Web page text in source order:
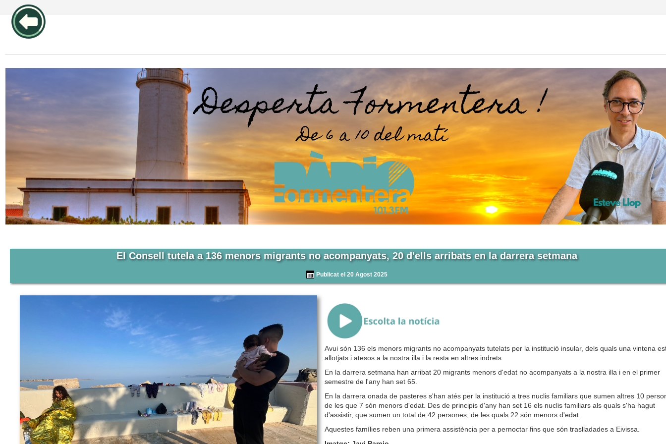
El Consell tutela a 136 menors migrants no acompanyats, 20 d'ells arribats en la darrera setmana
Publicat el 20 Agost 2025
{Play}
Avui són 136 els menors migrants no acompanyats tutelats per la institució insular, dels quals una vintena
allotjats i atesos a la nostra illa i la resta en altres indrets.
En la darrera setmana han arribat 20 migrants menors d'edat no acompanyats a la nostra illa i en el primer
semestre de l'any han set 65.
En la darrera onada de pasteres s'han atés per la institució a tres nuclis familiars que sumen altres 10
de les que 7 són menors d'edat. Des de principis d'any han set 16 els nuclis familiars als quals s'ha hagut
d'assistir, que sumen un total de 42 persones, de les quals 22 són menors d'edat.
Aquestes famílies reben una primera assistència per a pernoctar fins que són traslladades a Eivissa.